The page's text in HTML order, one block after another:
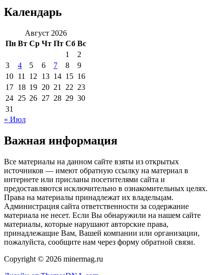
Календарь
Август 2026
Пн Вт Ср Чт Пт Сб Вс
1
2
3
4 5 6 7 8
9
10 11 12 13 14 15 16
17 18 19 20 21 22 23
24 25 26 27 28 29 30
31
« Июл
Важная информация
Все материалы на данном сайте взяты из открытых
источников — имеют обратную ссылку на материал в
интернете или присланы посетителями сайта и
предоставляются исключительно в ознакомительных целях.
Права на материалы принадлежат их владельцам.
Администрация сайта ответственности за содержание
материала не несет. Если Вы обнаружили на нашем сайте
материалы, которые нарушают авторские права,
принадлежащие Вам, Вашей компании или организации,
пожалуйста, сообщите нам через форму обратной связи.
Copyright © 2026 minermag.ru